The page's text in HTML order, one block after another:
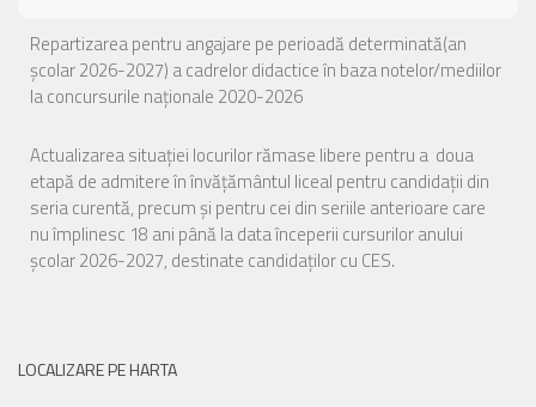
Repartizarea pentru angajare pe perioadă determinată(an
școlar 2026-2027) a cadrelor didactice în baza notelor/mediilor
la concursurile naționale 2020-2026
Actualizarea situației locurilor rămase libere pentru a doua
etapă de admitere în învățământul liceal pentru candidații din
seria curentă, precum și pentru cei din seriile anterioare care
nu împlinesc 18 ani până la data începerii cursurilor anului
școlar 2026-2027, destinate candidaților cu CES.
LOCALIZARE PE HARTA